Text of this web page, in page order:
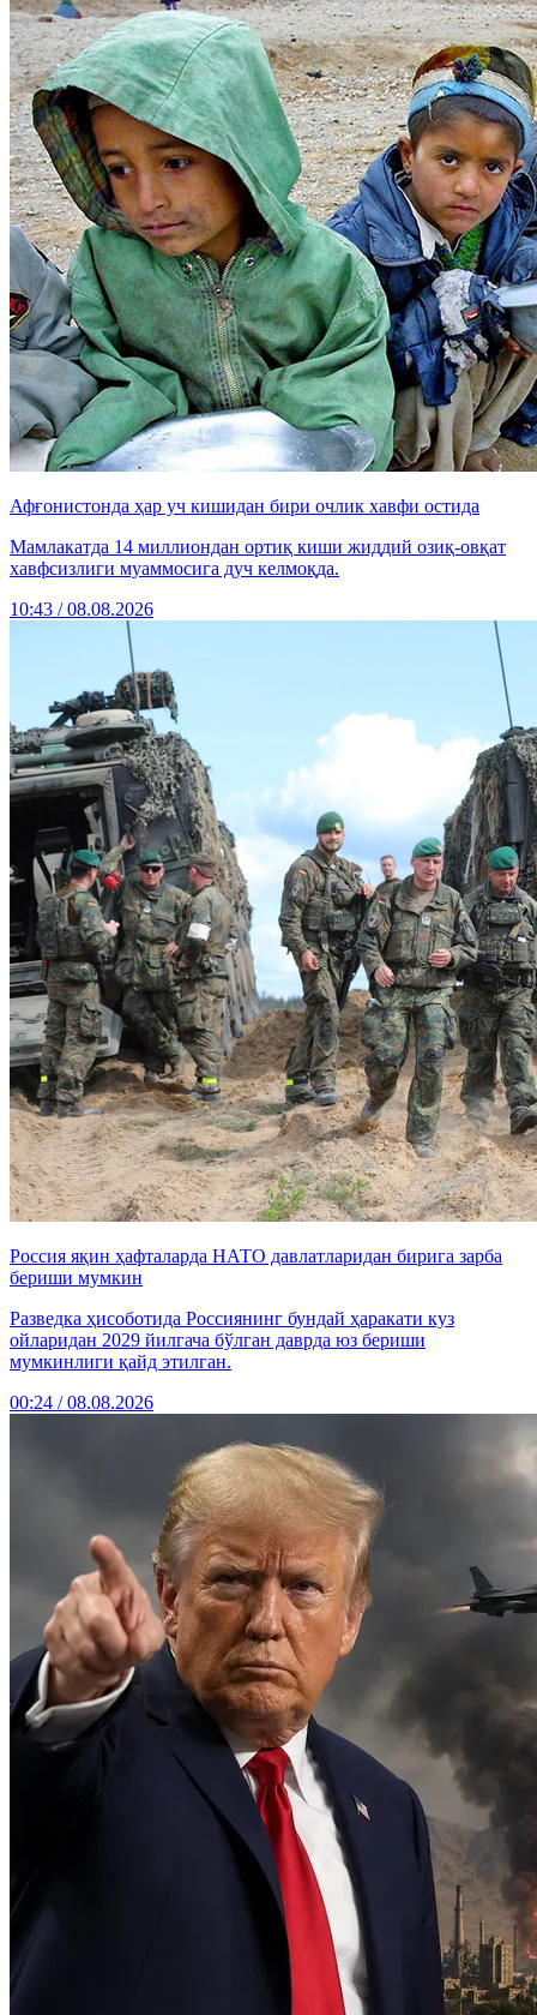
Афғонистонда ҳар уч кишидан бири очлик хавфи остида
Мамлакатда 14 миллиондан ортиқ киши жиддий озиқ-овқат
хавфсизлиги муаммосига дуч келмоқда.
10:43 / 08.08.2026
Россия яқин ҳафталарда НАТО давлатларидан бирига зарба
бериши мумкин
Разведка ҳисоботида Россиянинг бундай ҳаракати куз
ойларидан 2029 йилгача бўлган даврда юз бериши
мумкинлиги қайд этилган.
00:24 / 08.08.2026